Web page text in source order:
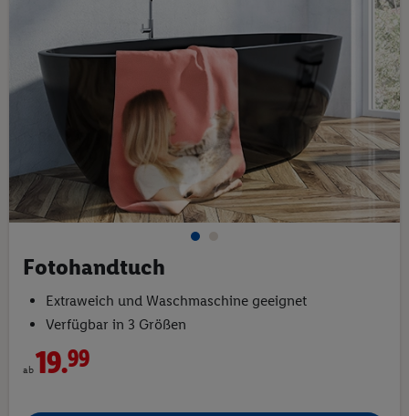
Fotohandtuch
Extraweich und Waschmaschine geeignet
Verfügbar in 3 Größen
ab19.99